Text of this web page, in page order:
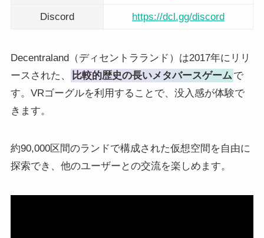
Discord https://dcl.gg/discord
Decentraland（ディセントラランド）は2017年にリリ
ースされた、
比較的歴史の長いメタバースゲームで
す。VRゴーグルを利用することで、没入感が体験で
きます。
約90,000区間のランドで構成された仮想空間を自由に
探索でき、他のユーザーとの交流を楽しめます。